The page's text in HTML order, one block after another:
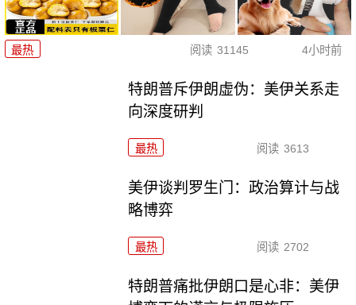
最热 阅读 31145 4小时前
特朗普斥伊朗虚伪：美伊关系走
向深度研判
最热 阅读 3613
美伊谈判罗生门：政治算计与战
略博弈
最热 阅读 2702
特朗普痛批伊朗口是心非：美伊